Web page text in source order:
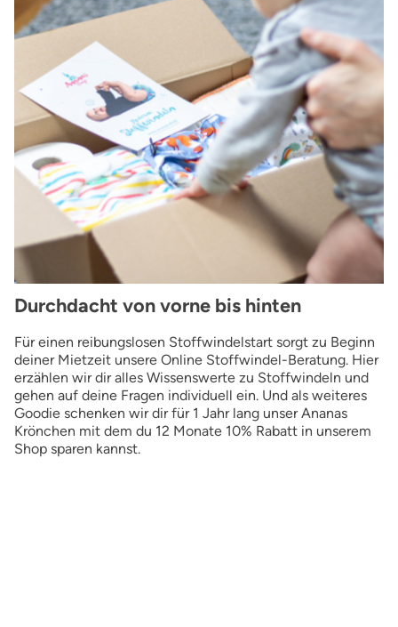
Durchdacht von vorne bis hinten
Für einen reibungslosen Stoffwindelstart sorgt zu Beginn
deiner Mietzeit unsere Online Stoffwindel-Beratung. Hier
erzählen wir dir alles Wissenswerte zu Stoffwindeln und
gehen auf deine Fragen individuell ein. Und als weiteres
Goodie schenken wir dir für 1 Jahr lang unser Ananas
Krönchen mit dem du 12 Monate 10% Rabatt in unserem
Shop sparen kannst.